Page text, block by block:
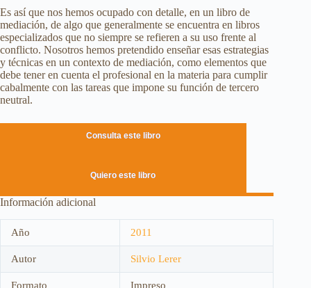
Es así que nos hemos ocupado con detalle, en un libro de
mediación, de algo que generalmente se encuentra en libros
especializados que no siempre se refieren a su uso frente al
conflicto. Nosotros hemos pretendido enseñar esas estrategias
y técnicas en un contexto de mediación, como elementos que
debe tener en cuenta el profesional en la materia para cumplir
cabalmente con las tareas que impone su función de tercero
neutral.
Consulta este libro
Quiero este libro
Información adicional
Año 2011
Autor Silvio Lerer
Formato Impreso